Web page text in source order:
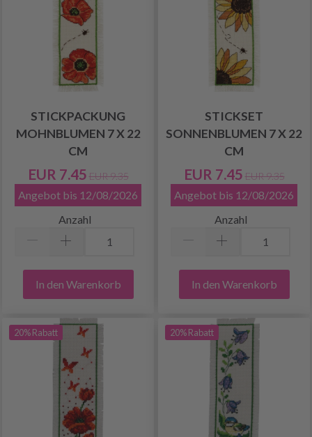
STICKPACKUNG
MOHNBLUMEN 7 X 22
CM
EUR 7.45 EUR 9.35
Angebot bis 12/08/2026
Anzahl
In den Warenkorb
STICKSET
SONNENBLUMEN 7 X 22
CM
EUR 7.45 EUR 9.35
Angebot bis 12/08/2026
Anzahl
In den Warenkorb
20% Rabatt 20% Rabatt